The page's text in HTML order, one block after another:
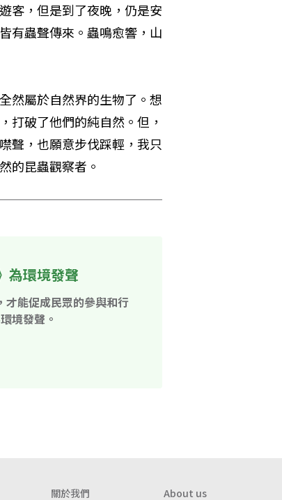
客，但是到了夜晚，仍是安
有蟲聲傳來。蟲鳴愈響，山
然屬於自然界的生物了。想
打破了他們的純自然。但，
聲，也願意步伐踩輕，我只
的昆蟲觀察者。
為環境發聲
才能促成民眾的參與和行
境發聲。
關於我們 About us